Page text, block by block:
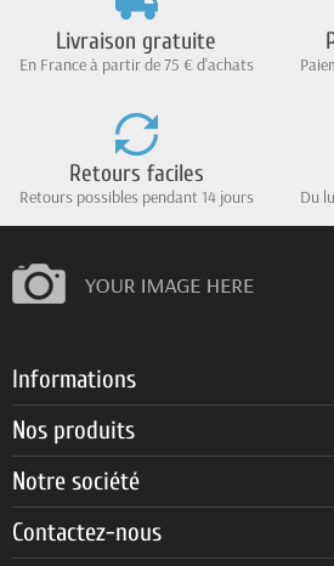
Livraison gratuite
En France à partir de 75 € d'achats
Retours faciles
Retours possibles pendant 14 jours Du
Informations
Nos produits
Notre société
Contactez-nous